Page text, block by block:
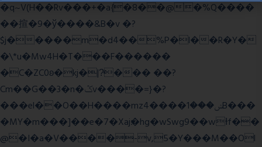
�q~V(H��Rv���+�a{�8��@�%Q����
��揎�9�ў����&B�v �?
$j�����m�d4��%P�l��R�Y�
�\*u�Mw4H�T���F������
�C�ZC0ʚ�kj�|?ͮ��� ��?
Cm��G��3�n�ݣv����=}�?
���el��O��H����mzݾ���1����4B���
�MY�m���]��e�7�Xaj׃�hg�wSwg9��wƗf��
@�I�a�V����-v,5�Y���M��Ol